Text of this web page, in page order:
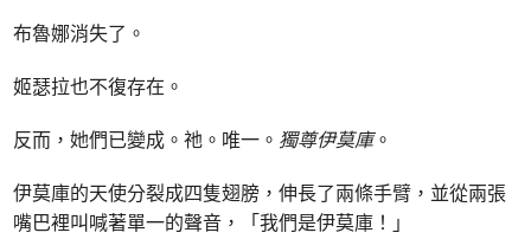
布魯娜消失了。
姬瑟拉也不復存在。
反而，她們已變成。祂。唯一。 獨尊伊莫庫。
伊莫庫的天使分裂成四隻翅膀，伸長了兩條手臂，並從兩張
嘴巴裡叫喊著單一的聲音，「我們是伊莫庫！」